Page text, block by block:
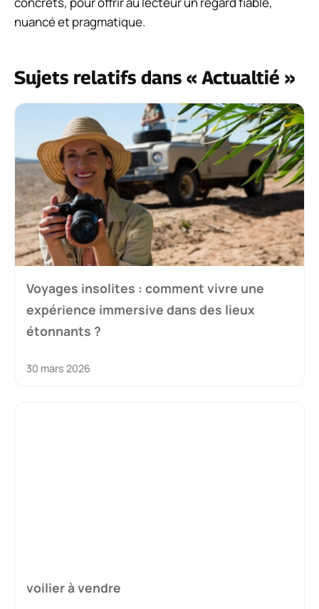
nuancé et pragmatique.
Sujets relatifs dans « Actualtié »
Voyages insolites : comment vivre une
expérience immersive dans des lieux
étonnants ?
30 mars 2026
voilier à vendre